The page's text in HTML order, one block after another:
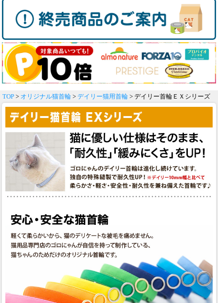
TOP > オリジナル猫首輪 > デイリー猫用首輪 > デイリー首輪ＥＸシリーズ